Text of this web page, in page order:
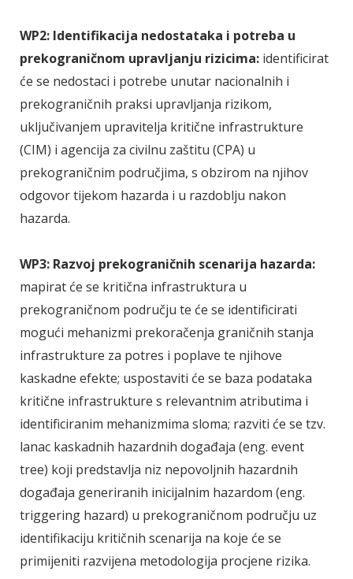
WP2: Identifikacija nedostataka i potreba u
prekograničnom upravljanju rizicima: identificirat
će se nedostaci i potrebe unutar nacionalnih i
prekograničnih praksi upravljanja rizikom,
uključivanjem upravitelja kritične infrastrukture
(CIM) i agencija za civilnu zaštitu (CPA) u
prekograničnim područjima, s obzirom na njihov
odgovor tijekom hazarda i u razdoblju nakon
hazarda.
WP3: Razvoj prekograničnih scenarija hazarda:
mapirat će se kritična infrastruktura u
prekograničnom području te će se identificirati
mogući mehanizmi prekoračenja graničnih stanja
infrastrukture za potres i poplave te njihove
kaskadne efekte; uspostaviti će se baza podataka
kritične infrastrukture s relevantnim atributima i
identificiranim mehanizmima sloma; razviti će se tzv.
lanac kaskadnih hazardnih događaja (eng. event
tree) koji predstavlja niz nepovoljnih hazardnih
događaja generiranih inicijalnim hazardom (eng.
triggering hazard) u prekograničnom području uz
identifikaciju kritičnih scenarija na koje će se
primijeniti razvijena metodologija procjene rizika.